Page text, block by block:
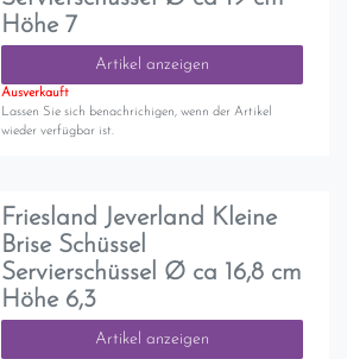
Höhe 7
Artikel anzeigen
Ausverkauft
Lassen Sie sich benachrichigen, wenn der Artikel
wieder verfügbar ist.
Friesland Jeverland Kleine
Brise Schüssel
Servierschüssel Ø ca 16,8 cm
Höhe 6,3
Artikel anzeigen